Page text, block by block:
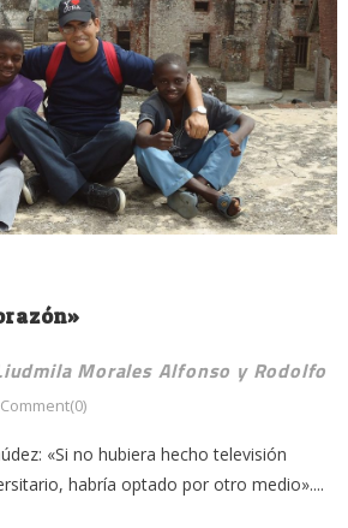
Morales Alfonso y Rodolfo
Comment(0)
«Si no hubiera hecho televisión
habría optado por otro medio»....